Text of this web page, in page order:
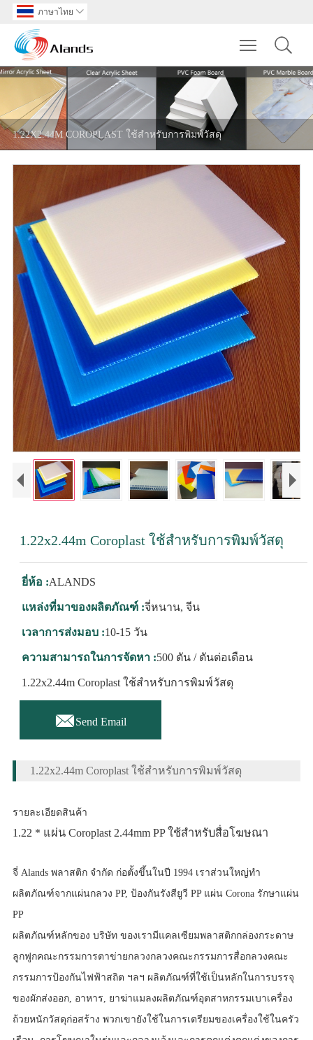
ภาษาไทย 
Toggle
1.22X2.44M COROPLAST ใช้สำหรับการพิมพ์วัสดุ
1.22x2.44m Coroplast ใช้สำหรับการพิมพ์วัสดุ
ยี่ห้อ :ALANDS
แหล่งที่มาของผลิตภัณฑ์ :จี่หนาน, จีน
เวลาการส่งมอบ :10-15 วัน
ความสามารถในการจัดหา :500 ตัน / ตันต่อเดือน
1.22x2.44m Coroplast ใช้สำหรับการพิมพ์วัสดุ
Send Email
1.22x2.44m Coroplast ใช้สำหรับการพิมพ์วัสดุ
รายละเอียดสินค้า
1.22 * แผ่น Coroplast 2.44mm PP ใช้สำหรับสื่อโฆษณา
จี่ Alands พลาสติก จำกัด ก่อตั้งขึ้นในปี 1994 เราส่วนใหญ่ทำ
ผลิตภัณฑ์จากแผ่นกลวง PP, ป้องกันรังสียูวี PP แผ่น Corona รักษาแผ่น
PP
ผลิตภัณฑ์หลักของ บริษัท ของเรามีแคลเซียมพลาสติกกล่องกระดาษ
ลูกฟูกคณะกรรมการตาข่ายกลวงกลวงคณะกรรมการสื่อกลวงคณะ
กรรมการป้องกันไฟฟ้าสถิต ฯลฯ ผลิตภัณฑ์ที่ใช้เป็นหลักในการบรรจุ
ของผักส่งออก, อาหาร, ยาฆ่าแมลงผลิตภัณฑ์อุตสาหกรรมเบาเครื่อง
ถ้วยหนักวัสดุก่อสร้าง พวกเขายังใช้ในการเตรียมของเครื่องใช้ในครัว